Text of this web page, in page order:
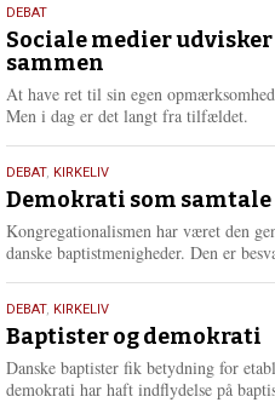
18.
maj
2026
DEBAT
Sociale medier
sammen
At have ret til sin egen
Men i dag er det langt fra tilfældet.
18.
maj
2026
DEBAT, KIRKELIV
Demokrati som samtale
Kongregationalismen har været den
danske baptistmenigheder. Den er
18.
maj
2026
DEBAT, KIRKELIV
Baptister og demokrati
Danske baptister fik betydning for
demokrati har haft indflydelse på